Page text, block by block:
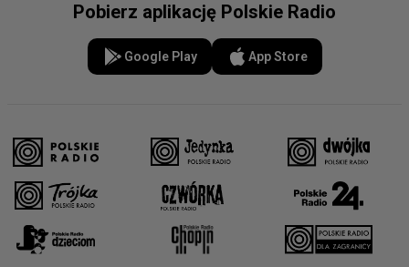
Pobierz aplikację Polskie Radio
Google Play App Store